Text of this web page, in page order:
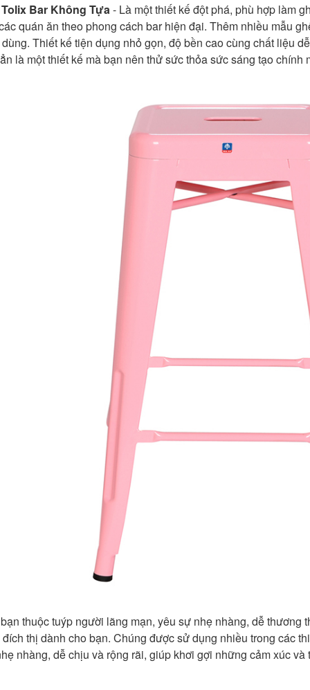
Bar Không Tựa- Là một thiết kế đột phá, phù hợp làm
quán ăn theo phong cách bar hiện đại. Thêm nhiều mẫu
Thiết kế tiện dụng nhỏ gọn, độ bền cao cùng chất liệu
là một thiết kế mà bạn nên thử sức thỏa sức sáng tạo chính
thuộc tuýp người lãng mạn, yêu sự nhẹ nhàng, dễ thương
đích thị dành cho bạn. Chúng được sử dụng nhiều trong các
nhàng, dễ chịu và rộng rãi, giúp khơi gợi những cảm xúc